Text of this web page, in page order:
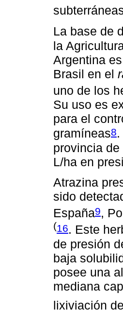
La base de
la
Argentina
Brasil en el
uno de los
Su uso es
para el
gramíneas8
provincia
L/ha en
Atrazina
sido
España9,
(16. Este
de presión
baja
posee una
mediana
lixiviación